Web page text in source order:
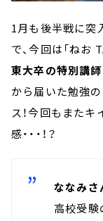
1月も後半戦に突
で、今回は「ねお
東大卒の特別講師
から届いた勉強
ス！今回もまたキ
感・・・！？
ななみさ
高校受験